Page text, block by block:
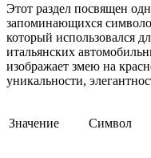
Этот раздел посвящен
запоминающихся
который использовался
итальянских
изображает змею на
уникальности,
Значение Символ